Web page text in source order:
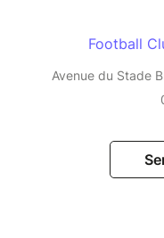
Football
Avenue du Stade